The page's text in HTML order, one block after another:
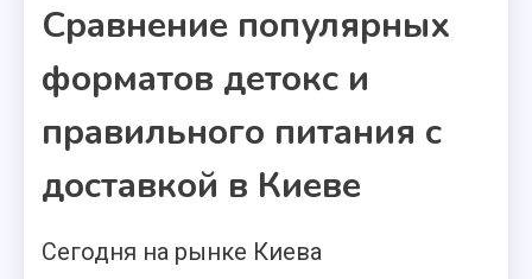
Сравнение популярных
форматов детокс и
правильного питания с
доставкой в Киеве
Сегодня на рынке Киева